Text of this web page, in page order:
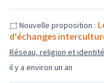
il y a environ un an
Nouvelle proposition :
d'échanges
Réseau, religion et identité